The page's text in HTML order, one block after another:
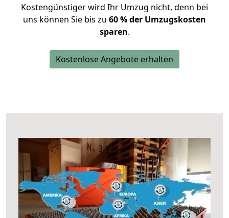
Kostengünstiger wird Ihr Umzug nicht, denn bei
uns können Sie bis zu 60 % der Umzugskosten
sparen.
Kostenlose Angebote erhalten